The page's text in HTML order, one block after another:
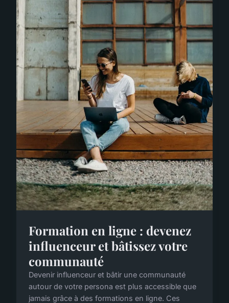
Formation en ligne : devenez
influenceur et bâtissez votre
communauté
Devenir influenceur et bâtir une communauté
autour de votre persona est plus accessible que
jamais grâce à des formations en ligne. Ces